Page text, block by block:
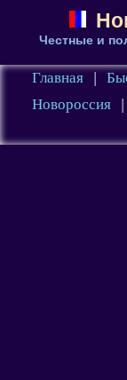
Честные и
Главная |
Новороссия
|